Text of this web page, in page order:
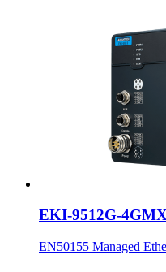
EKI-9512G-
EN50155 Managed